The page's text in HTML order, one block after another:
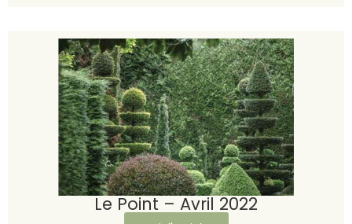
Le Point – Avril 2022